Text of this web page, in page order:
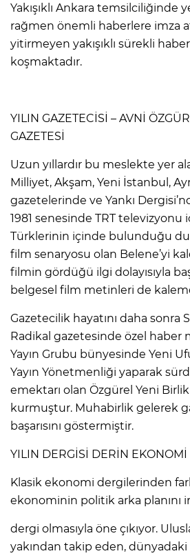
Yakışıklı Ankara temsilciliğinde
rağmen önemli haberlere imza
yitirmeyen yakışıklı sürekli
koşmaktadır.
YILIN GAZETECİSİ – AVNİ
GAZETESİ
Uzun yıllardır bu meslekte yer
Milliyet, Akşam, Yeni İstanbul,
gazetelerinde ve Yankı
1981 senesinde TRT televizyonu
Türklerinin içinde bulunduğu
film senaryosu olan Belene’yi
filmin gördüğü ilgi dolayısıyla
belgesel film metinleri de
Gazetecilik hayatını daha sonra
Radikal gazetesinde özel haber
Yayın Grubu bünyesinde Yeni
Yayın Yönetmenliği yaparak
emektarı olan Özgürel Yeni
kurmuştur. Muhabirlik gelerek
başarısını göstermiştir.
YILIN DERGİSİ DERİN EKONOMİ
Klasik ekonomi dergilerinden
ekonominin politik arka planını
dergi olmasıyla öne çıkıyor.
yakından takip eden, dünyadaki